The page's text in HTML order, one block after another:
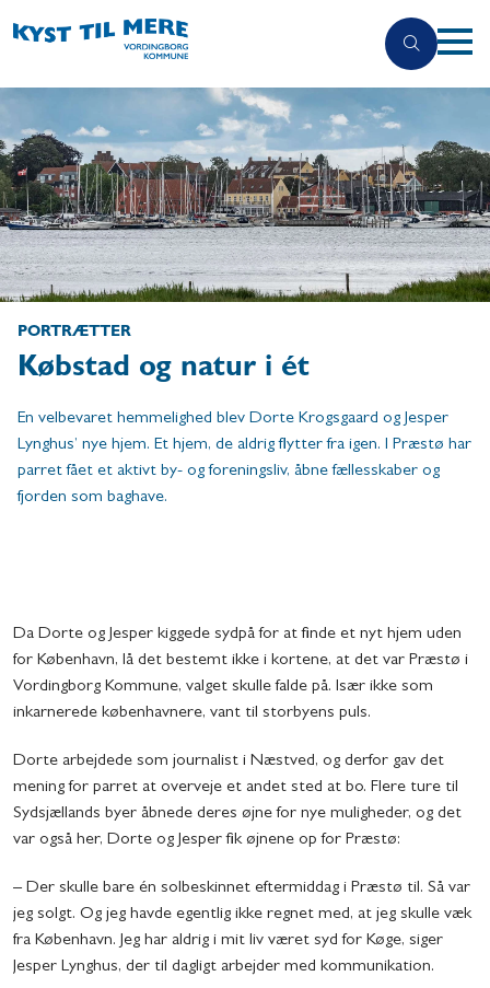
PORTRÆTTER
Købstad og natur i ét
En velbevaret hemmelighed blev Dorte Krogsgaard og Jesper
Lynghus’ nye hjem. Et hjem, de aldrig flytter fra igen. I Præstø har
parret fået et aktivt by- og foreningsliv, åbne fællesskaber og
fjorden som baghave.
Da Dorte og Jesper kiggede sydpå for at finde et nyt hjem uden
for København, lå det bestemt ikke i kortene, at det var Præstø i
Vordingborg Kommune, valget skulle falde på. Især ikke som
inkarnerede københavnere, vant til storbyens puls.
Dorte arbejdede som journalist i Næstved, og derfor gav det
mening for parret at overveje et andet sted at bo. Flere ture til
Sydsjællands byer åbnede deres øjne for nye muligheder, og det
var også her, Dorte og Jesper fik øjnene op for Præstø:
– Der skulle bare én solbeskinnet eftermiddag i Præstø til. Så var
jeg solgt. Og jeg havde egentlig ikke regnet med, at jeg skulle væk
fra København. Jeg har aldrig i mit liv været syd for Køge, siger
Jesper Lynghus, der til dagligt arbejder med kommunikation.